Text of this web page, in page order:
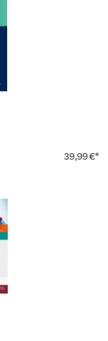
39,99 €*